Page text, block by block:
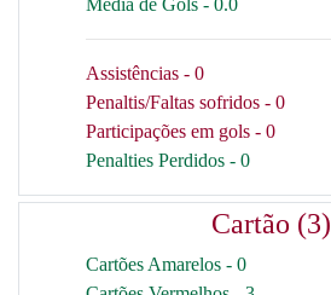
Média de Gols - 0.0
Assistências - 0
Penaltis/Faltas sofridos - 0
Participações em gols - 0
Penalties Perdidos - 0
Cartão (3)
Cartões Amarelos - 0